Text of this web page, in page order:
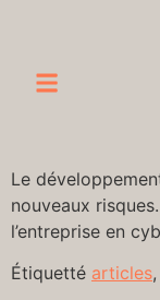
Le
nouveaux
l’entreprise en
Étiquetté articles,